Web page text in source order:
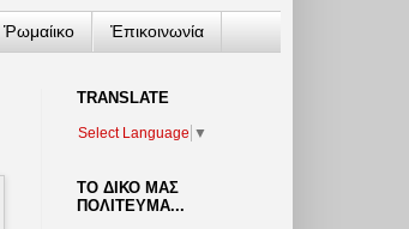
Ῥωμαίικο Ἐπικοινωνία
TRANSLATΕ
Select Language ▼
ΤΟ ΔΙΚΟ ΜΑΣ
ΠΟΛΙΤΕΥΜΑ...